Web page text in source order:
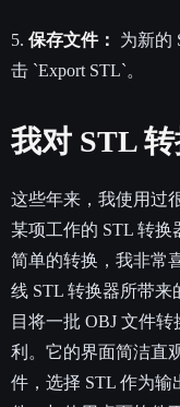
5. 保存文件：
为新的
击 `Export STL`。
我对 STL
这些年来，我使用过
某项工作的 STL 转换
简单的转换，我非常
线 STL 转换器所带来
目将一批 OBJ 文件
利。它的界面简洁直
件，选择 STL 作为